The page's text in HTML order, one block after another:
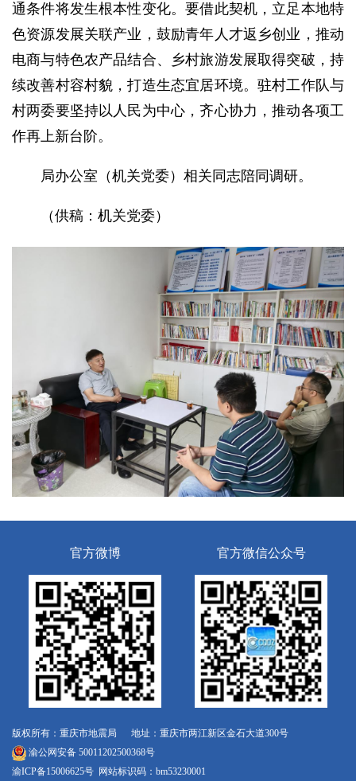
通条件将发生根本性变化。要借此契机，立足本地特
色资源发展关联产业，鼓励青年人才返乡创业，推动
电商与特色农产品结合、乡村旅游发展取得突破，持
续改善村容村貌，打造生态宜居环境。驻村工作队与
村两委要坚持以人民为中心，齐心协力，推动各项工
作再上新台阶。
局办公室（机关党委）相关同志陪同调研。
（供稿：机关党委）
官方微博 官方微信公众号
版权所有：重庆市地震局 地址：重庆市两江新区金石大道300号
渝公网安备 50011202500368号
渝ICP备15006625号 网站标识码：bm53230001